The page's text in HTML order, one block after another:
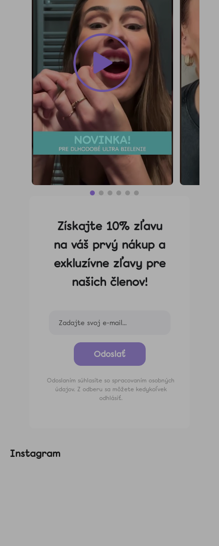
Získajte 10% zľavu
na váš prvý nákup a
exkluzívne zľavy pre
našich členov!
Odoslať
Odoslaním súhlasíte so spracovaním osobných
údajov. Z odberu sa môžete kedykoľvek
odhlásiť.
Instagram